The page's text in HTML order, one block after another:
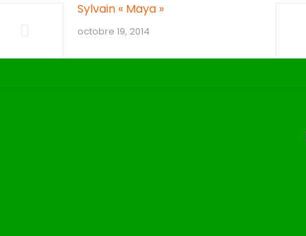
Sylvain « Maya »
octobre 19, 2014